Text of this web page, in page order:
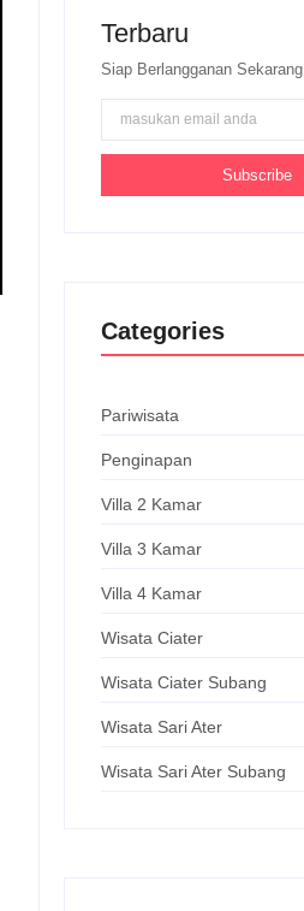
Terbaru
Siap Berlangganan Sekarang
Subscribe
Categories
Pariwisata
Penginapan
Villa 2 Kamar
Villa 3 Kamar
Villa 4 Kamar
Wisata Ciater
Wisata Ciater Subang
Wisata Sari Ater
Wisata Sari Ater Subang